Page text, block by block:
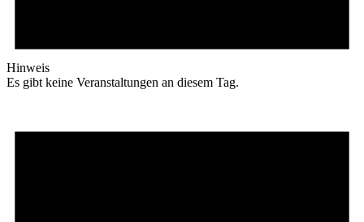
Hinweis
Es gibt keine Veranstaltungen an diesem Tag.